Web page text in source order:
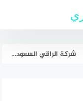
السعودي للخدمات المنزلية بجازان